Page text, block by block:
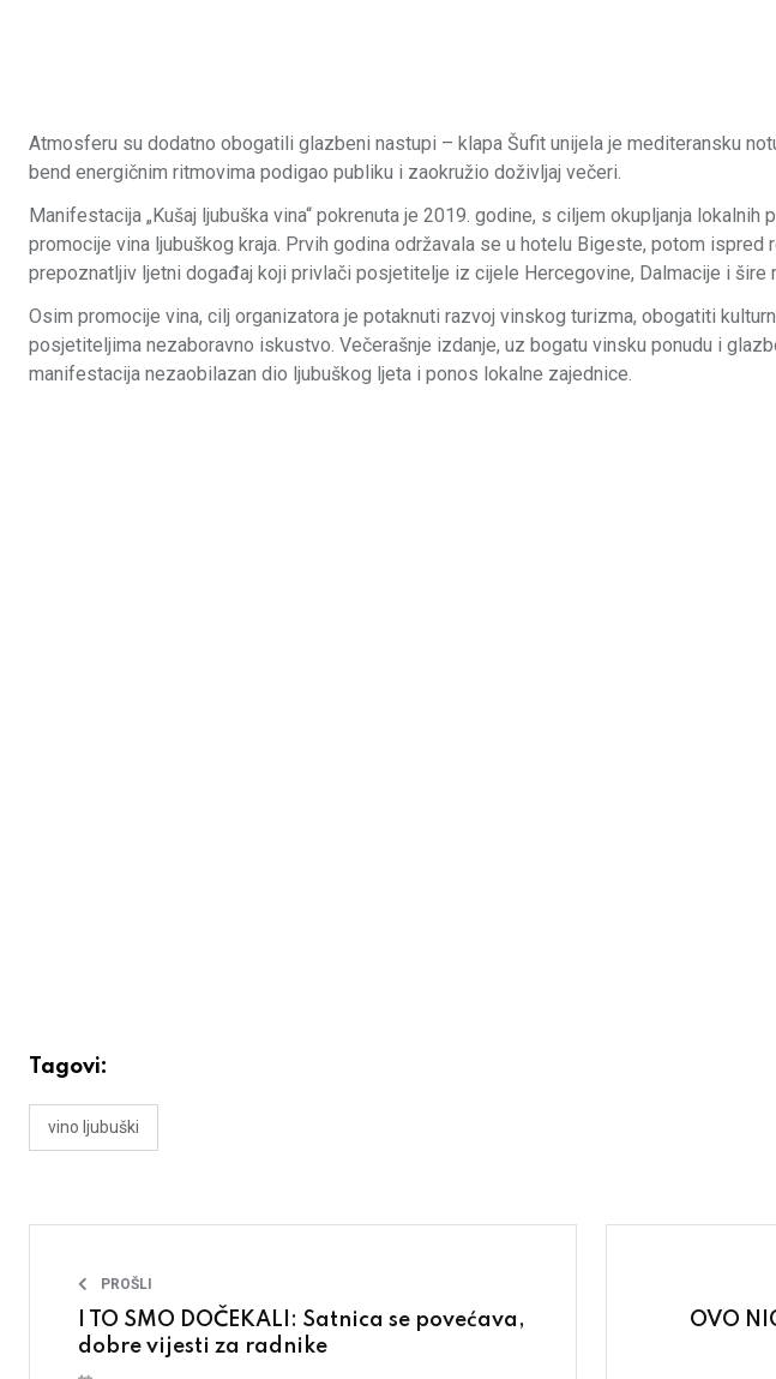
Atmosferu su dodatno obogatili glazbeni nastupi – klapa Šufit unijela je mediteransku
bend energičnim ritmovima podigao publiku i zaokružio doživljaj večeri.
Manifestacija „Kušaj ljubuška vina“ pokrenuta je 2019. godine, s ciljem okupljanja
promocije vina ljubuškog kraja. Prvih godina održavala se u hotelu Bigeste, potom ispred
prepoznatljiv ljetni događaj koji privlači posjetitelje iz cijele Hercegovine, Dalmacije i šire
Osim promocije vina, cilj organizatora je potaknuti razvoj vinskog turizma, obogatiti
posjetiteljima nezaboravno iskustvo. Večerašnje izdanje, uz bogatu vinsku ponudu i
manifestacija nezaobilazan dio ljubuškog ljeta i ponos lokalne zajednice.
Tagovi:
vino ljubuški
PROŠLI
I TO SMO DOČEKALI: Satnica se povećava,
dobre vijesti za radnike
OVO